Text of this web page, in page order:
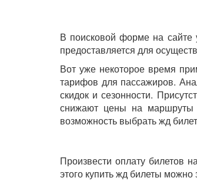
В поисковой форме на сайте
предоставляется для
Вот уже некоторое время
тарифов для пассажиров.
скидок и сезонности.
снижают цены на маршруты
возможность выбрать жд
Произвести оплату билетов
этого купить жд билеты